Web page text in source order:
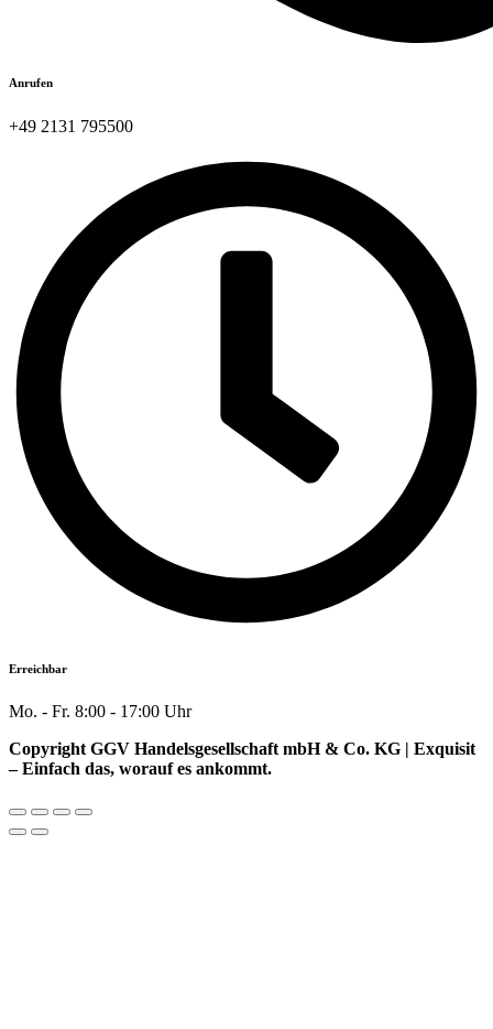
Anrufen
+49 2131 795500​
Erreichbar
Mo. - Fr. 8:00 - 17:00 Uhr
Copyright GGV Handelsgesellschaft mbH & Co. KG | Exquisit
– Einfach das, worauf es ankommt.